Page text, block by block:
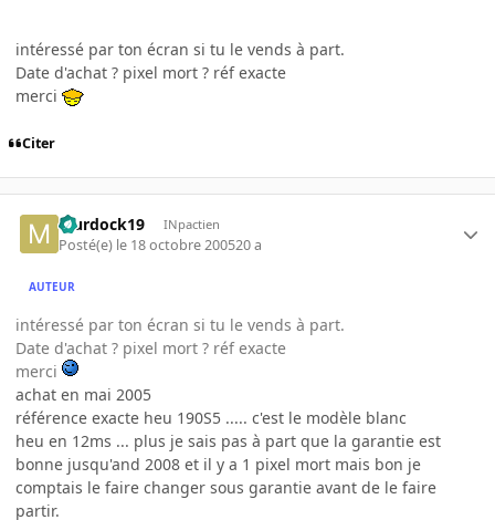
intéressé par ton écran si tu le vends à part.
Date d'achat ? pixel mort ? réf exacte
merci
Citer
Murdock19 INpactien
Posté(e) le 18 octobre 200520 a
AUTEUR
intéressé par ton écran si tu le vends à part.
Date d'achat ? pixel mort ? réf exacte
merci
achat en mai 2005
référence exacte heu 190S5 ..... c'est le modèle blanc
heu en 12ms ... plus je sais pas à part que la garantie est
bonne jusqu'and 2008 et il y a 1 pixel mort mais bon je
comptais le faire changer sous garantie avant de le faire
partir.